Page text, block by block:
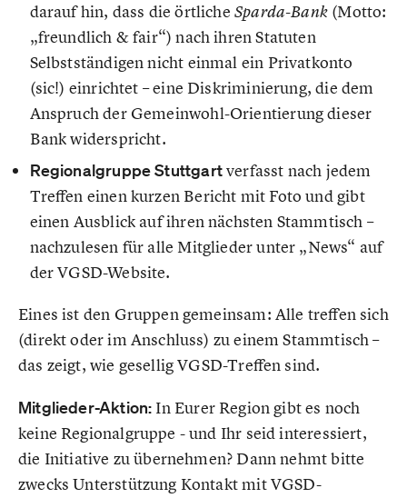
darauf hin, dass die örtliche Sparda-Bank(Motto:
„freundlich & fair“) nach ihren Statuten
Selbstständigen nicht einmal ein Privatkonto
(sic!) einrichtet – eine Diskriminierung, die dem
Anspruch der Gemeinwohl-Orientierung dieser
Bank widerspricht.
Regionalgruppe Stuttgartverfasst nach jedem
Treffen einen kurzen Bericht mit Foto und gibt
einen Ausblick auf ihren nächsten Stammtisch –
nachzulesen für alle Mitglieder unter „News“ auf
der VGSD-Website.
Eines ist den Gruppen gemeinsam: Alle treffen sich
(direkt oder im Anschluss) zu einem Stammtisch –
das zeigt, wie gesellig VGSD-Treffen sind.
Mitglieder-Aktion: In Eurer Region gibt es noch
keine Regionalgruppe - und Ihr seid interessiert,
die Initiative zu übernehmen? Dann nehmt bitte
zwecks Unterstützung Kontakt mit VGSD-